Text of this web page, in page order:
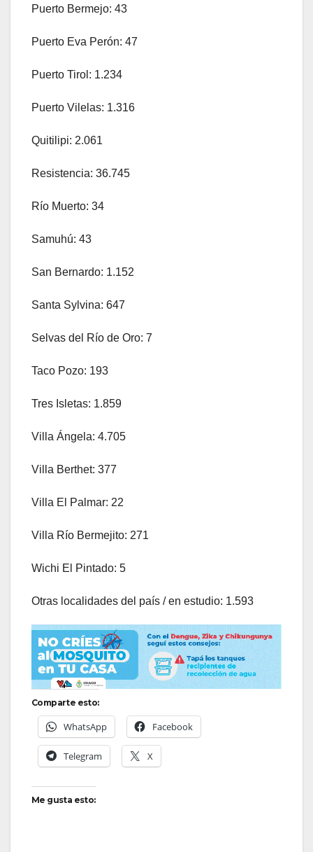
Puerto Bermejo: 43
Puerto Eva Perón: 47
Puerto Tirol: 1.234
Puerto Vilelas: 1.316
Quitilipi: 2.061
Resistencia: 36.745
Río Muerto: 34
Samuhú: 43
San Bernardo: 1.152
Santa Sylvina: 647
Selvas del Río de Oro: 7
Taco Pozo: 193
Tres Isletas: 1.859
Villa Ángela: 4.705
Villa Berthet: 377
Villa El Palmar: 22
Villa Río Bermejito: 271
Wichi El Pintado: 5
Otras localidades del país / en estudio: 1.593
Comparte esto:
WhatsApp Facebook
Telegram X
Me gusta esto: